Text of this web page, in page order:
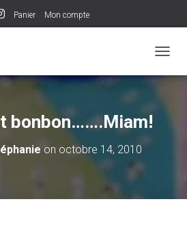
Panier Mon compte
bonbon…….Miam!
on octobre 14, 2010